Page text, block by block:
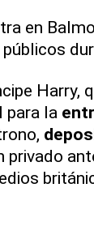
en
Harry,
para la
privado